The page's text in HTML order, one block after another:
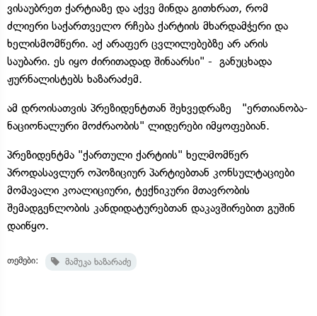
ვისაუბრეთ ქარტიაზე და აქვე მინდა გითხრათ, რომ
ძლიერი საქართველო რჩება ქარტიის მხარდამჭერი და
ხელისმომწერი. აქ არაფერ ცვლილებებზე არ არის
საუბარი. ეს იყო ძირითადად შინაარსი" - განუცხადა
ჟურნალისტებს ხაზარაძემ.
ამ დროისათვის პრეზიდენტთან შეხვედრაზე "ერთიანობა-
ნაციონალური მოძრაობის" ლიდერები იმყოფებიან.
პრეზიდენტმა "ქართული ქარტიის" ხელმომწერ
პროდასავლურ ოპოზიციურ პარტიებთან კონსულტაციები
მომავალი კოალიციური, ტექნიკური მთავრობის
შემადგენლობის კანდიდატურებთან დაკავშირებით გუშინ
დაიწყო.
თემები: მამუკა ხაზარაძე